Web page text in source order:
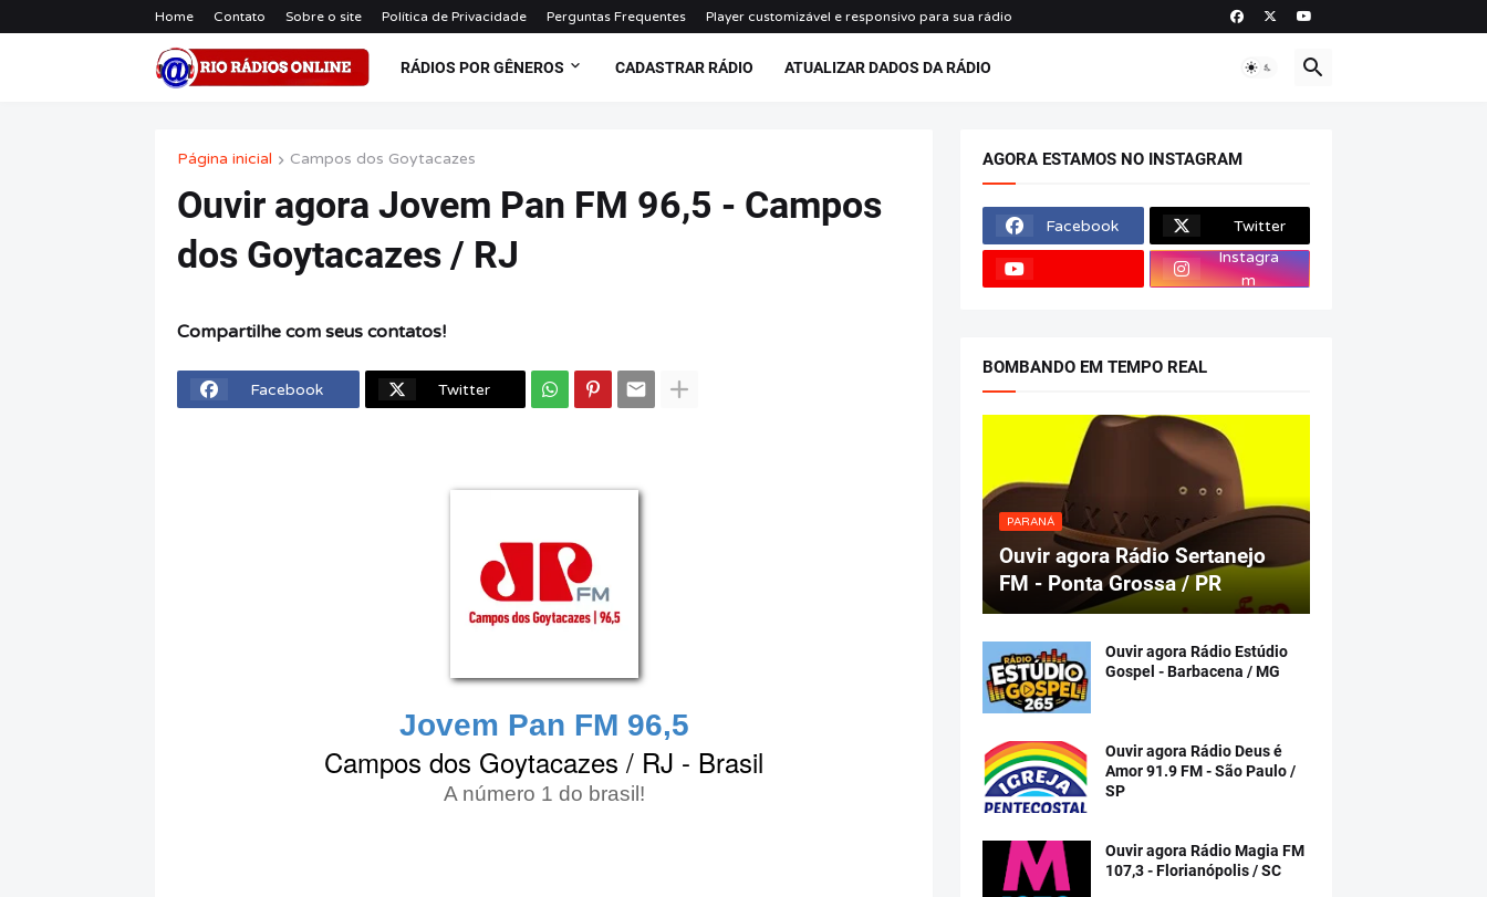
Home Contato Sobre o site Política de Privacidade Perguntas Frequentes Player customizável e responsivo para sua rádio
RÁDIOS POR GÊNEROS CADASTRAR RÁDIO ATUALIZAR DADOS DA RÁDIO
Página inicial Campos dos Goytacazes
Ouvir agora Jovem Pan FM 96,5 - Campos
dos Goytacazes / RJ
Compartilhe com seus contatos!
Facebook Twitter
Jovem Pan FM 96,5
Campos dos Goytacazes / RJ - Brasil
A número 1 do brasil!
AGORA ESTAMOS NO INSTAGRAM
Facebook
Twitter
Instagra
m
BOMBANDO EM TEMPO REAL
PARANÁ
Ouvir agora Rádio Sertanejo
FM - Ponta Grossa / PR
Ouvir agora Rádio Estúdio
Gospel - Barbacena / MG
Ouvir agora Rádio Deus é
Amor 91.9 FM - São Paulo /
SP
Ouvir agora Rádio Magia FM
107,3 - Florianópolis / SC